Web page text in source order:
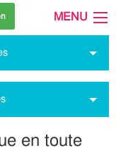
MENU
en toute